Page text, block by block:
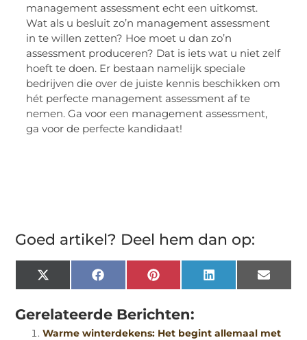
management assessment echt een uitkomst.
Wat als u besluit zo’n management assessment
in te willen zetten? Hoe moet u dan zo’n
assessment produceren? Dat is iets wat u niet zelf
hoeft te doen. Er bestaan namelijk speciale
bedrijven die over de juiste kennis beschikken om
hét perfecte management assessment af te
nemen. Ga voor een management assessment,
ga voor de perfecte kandidaat!
Goed artikel? Deel hem dan op:
X
(Twitter)
FacebookPinterestLinkedInEmail
Gerelateerde Berichten:
Warme winterdekens: Het begint allemaal met